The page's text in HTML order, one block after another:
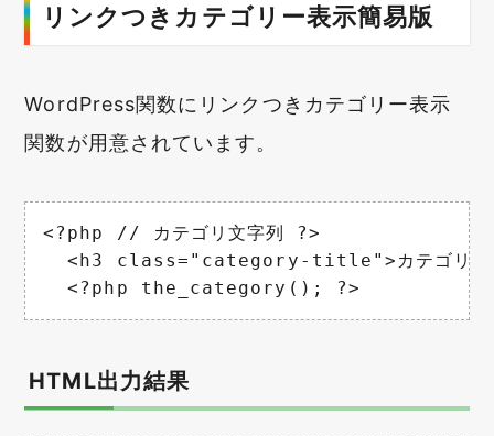
リンクつきカテゴリー表示簡易版
WordPress関数にリンクつきカテゴリー表示
関数が用意されています。
<?php // カテゴリ文字列 ?>
<h3 class="category-title">カテゴリ
  <?php the_category(); ?>
HTML出力結果